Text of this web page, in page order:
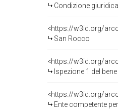
Condizione
<https://w3id.org/
San Rocco
<https://w3id.org/
Ispezione 1 del
<https://w3id.org/
Ente competente per tutela